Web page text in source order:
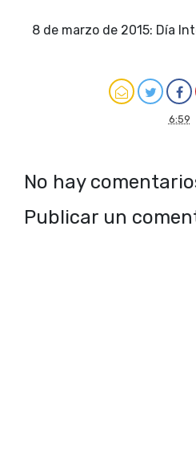
8 de marzo de 2015: Día
6:59
No hay
Publicar un